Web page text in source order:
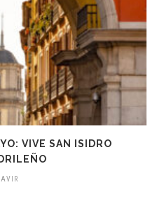
VIVE SAN ISIDRO